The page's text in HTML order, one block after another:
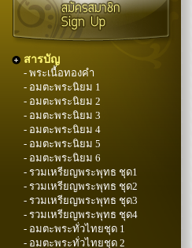
สารบัญ
- พระเนื้อทองคำ
- อมตะพระนิยม 1
- อมตะพระนิยม 2
- อมตะพระนิยม 3
- อมตะพระนิยม 4
- อมตะพระนิยม 5
- อมตะพระนิยม 6
- รวมเหรียญพระพุทธ ชุด1
- รวมเหรียญพระพุทธ ชุด2
- รวมเหรียญพระพุทธ ชุด3
- รวมเหรียญพระพุทธ ชุด4
- อมตะพระทั่วไทยชุด 1
- อมตะพระทั่วไทยชุด 2